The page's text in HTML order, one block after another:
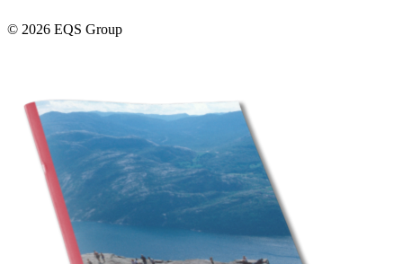
© 2026 EQS Group